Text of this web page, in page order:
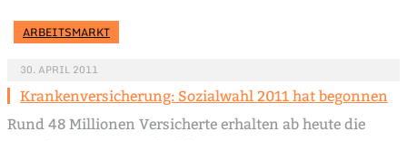
ARBEITSMARKT
30. APRIL 2011
Krankenversicherung: Sozialwahl 2011 hat begonnen
Rund 48 Millionen Versicherte erhalten ab heute die